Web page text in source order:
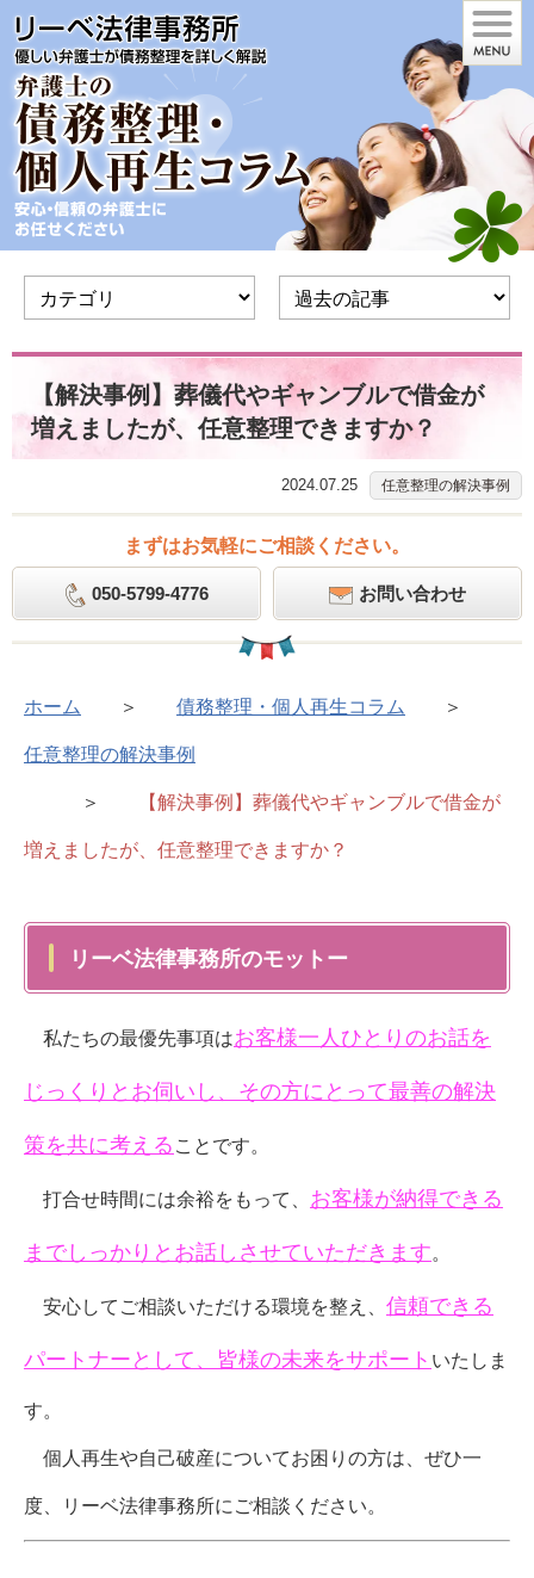
【解決事例】葬儀代やギャンブルで借金が
増えましたが、任意整理できますか？
2024.07.25 任意整理の解決事例
まずはお気軽にご相談ください。
050-5799-4776 お問い合わせ
ホーム ＞ 債務整理・個人再生コラム ＞
任意整理の解決事例
＞ 【解決事例】葬儀代やギャンブルで借金が
増えましたが、任意整理できますか？
リーベ法律事務所のモットー
私たちの最優先事項はお客様一人ひとりのお話を
じっくりとお伺いし、その方にとって最善の解決
策を共に考える ことです。
打合せ時間には余裕をもって、 お客様が納得できる
までしっかりとお話しさせていただきます。
安心してご相談いただける環境を整え、 信頼できる
パートナーとして、皆様の未来をサポート いたしま
す。
個人再生や自己破産についてお困りの方は、ぜひ一
度、リーベ法律事務所にご相談ください。